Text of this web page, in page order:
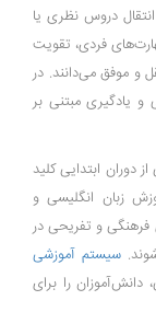
دروس نظری یا
فردی، تقویت
و موفق می‌دانند. در
و یادگیری مبتنی بر
دوران ابتدایی کلید
زبان انگلیسی و
فرهنگی و تفریحی در
سیستم آموزشی
دانش‌آموزان را برای